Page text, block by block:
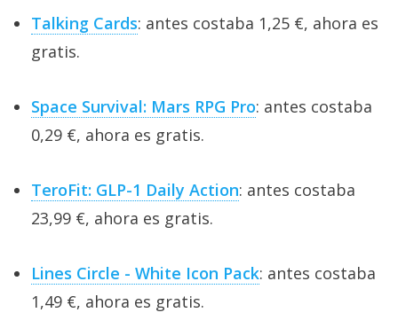
Talking Cards: antes costaba 1,25 €, ahora es
gratis.
Space Survival: Mars RPG Pro: antes costaba
0,29 €, ahora es gratis.
TeroFit: GLP-1 Daily Action: antes costaba
23,99 €, ahora es gratis.
Lines Circle - White Icon Pack: antes costaba
1,49 €, ahora es gratis.